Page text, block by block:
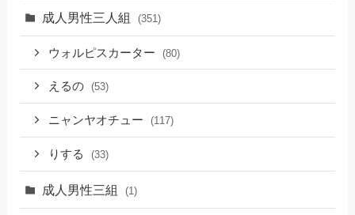
成人男性三人組 (351)
ウォルピスカーター (80)
えるの (53)
ニャンヤオチュー (117)
りする (33)
成人男性三組 (1)